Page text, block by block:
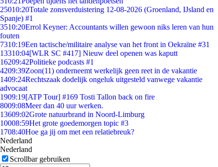
25010:20Totale zonsverduistering 12-08-2026 (Groenland, IJsland en
Spanje) #1
3510:20Errol Keyner: Accountants willen gewoon niks leren van hun
fouten
7310:19Een tactische/militaire analyse van het front in Oekraïne #31
13310:04[WLR SC #417] Nieuw deel openen was kaputt
16209:42Politieke podcasts #1
4209:39Zoon(11) onderneemt werkelijk geen reet in de vakantie
1409:24Rechtszaak dodelijk ongeluk uitgesteld vanwege vakantie
advocaat
1909:19[ATP Tour] #169 Tosti Tallon back on fire
8009:08Meer dan 40 uur werken.
13609:02Grote natuurbrand in Noord-Limburg
10008:59Het grote goedemorgen topic #3
1708:40Hoe ga jij om met een relatiebreuk?
Nederland
Nederland
Scrollbar gebruiken